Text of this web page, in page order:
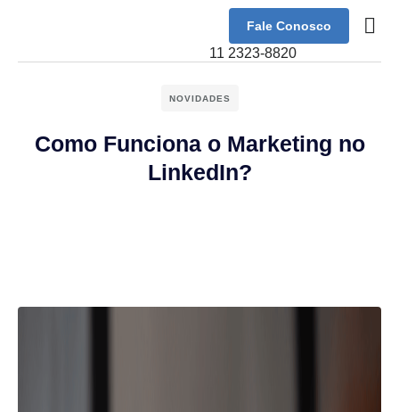
Fale Conosco
11 2323-8820
NOVIDADES
Como Funciona o Marketing no
LinkedIn?